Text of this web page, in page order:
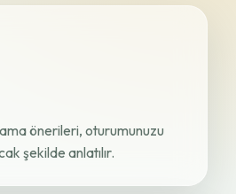
önerileri, oturumunuzu
şekilde anlatılır.